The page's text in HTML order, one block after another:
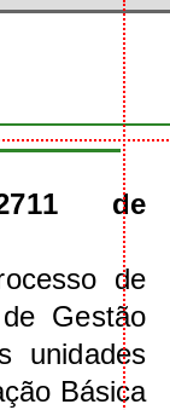
de
de
Gestão
unidades
Básica